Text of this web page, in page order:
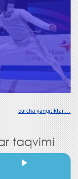
barcha yangiliklar ...
taqvimi